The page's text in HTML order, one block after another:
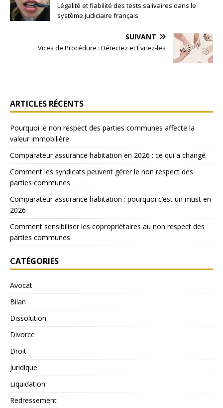
Légalité et fiabilité des tests salivaires dans le
système judiciaire français
SUIVANT
Vices de Procédure : Détectez et Évitez-les
ARTICLES RÉCENTS
Pourquoi le non respect des parties communes affecte la
valeur immobilière
Comparateur assurance habitation en 2026 : ce qui a changé
Comment les syndicats peuvent gérer le non respect des
parties communes
Comparateur assurance habitation : pourquoi c’est un must en
2026
Comment sensibiliser les copropriétaires au non respect des
parties communes
CATÉGORIES
Avocat
Bilan
Dissolution
Divorce
Droit
Juridique
Liquidation
Redressement